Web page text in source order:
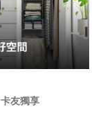
卡友獨享